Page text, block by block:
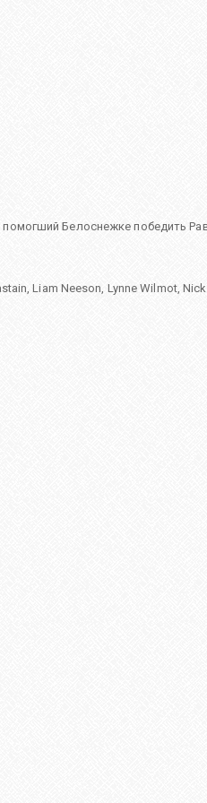
Белоснежке победить
,Liam Neeson, Lynne Wilmot,